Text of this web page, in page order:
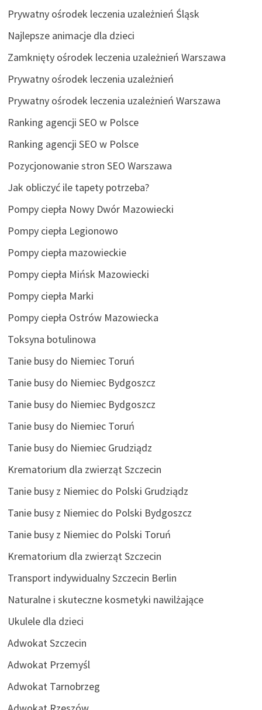
Prywatny ośrodek leczenia uzależnień Śląsk
Najlepsze animacje dla dzieci
Zamknięty ośrodek leczenia uzależnień Warszawa
Prywatny ośrodek leczenia uzależnień
Prywatny ośrodek leczenia uzależnień Warszawa
Ranking agencji SEO w Polsce
Ranking agencji SEO w Polsce
Pozycjonowanie stron SEO Warszawa
Jak obliczyć ile tapety potrzeba?
Pompy ciepła Nowy Dwór Mazowiecki
Pompy ciepła Legionowo
Pompy ciepła mazowieckie
Pompy ciepła Mińsk Mazowiecki
Pompy ciepła Marki
Pompy ciepła Ostrów Mazowiecka
Toksyna botulinowa
Tanie busy do Niemiec Toruń
Tanie busy do Niemiec Bydgoszcz
Tanie busy do Niemiec Bydgoszcz
Tanie busy do Niemiec Toruń
Tanie busy do Niemiec Grudziądz
Krematorium dla zwierząt Szczecin
Tanie busy z Niemiec do Polski Grudziądz
Tanie busy z Niemiec do Polski Bydgoszcz
Tanie busy z Niemiec do Polski Toruń
Krematorium dla zwierząt Szczecin
Transport indywidualny Szczecin Berlin
Naturalne i skuteczne kosmetyki nawilżające
Ukulele dla dzieci
Adwokat Szczecin
Adwokat Przemyśl
Adwokat Tarnobrzeg